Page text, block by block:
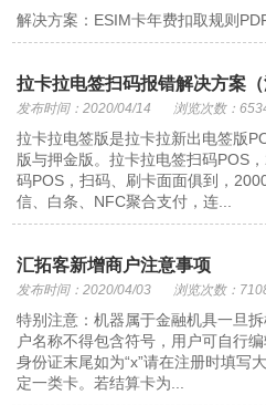
解决方案：ESIM卡年费扣取规则
拉卡拉电签扫码报错解决方案（
发布时间：2020/04/14 浏览次数：
拉卡拉电签版是拉卡拉新出电签版
版与押金版。拉卡拉电签扫码POS
码POS，扫码、刷卡面面俱到，
信、白条、NFC聚合支付，连...
汇拓客新增商户注意事项
发布时间：2020/04/03 浏览次数：
特别注意：机器属于金融机具一旦
户名称不得包含符号，用户可自行
身份证末尾如为“x”请在注册时填写
定一类卡。若结算卡为...